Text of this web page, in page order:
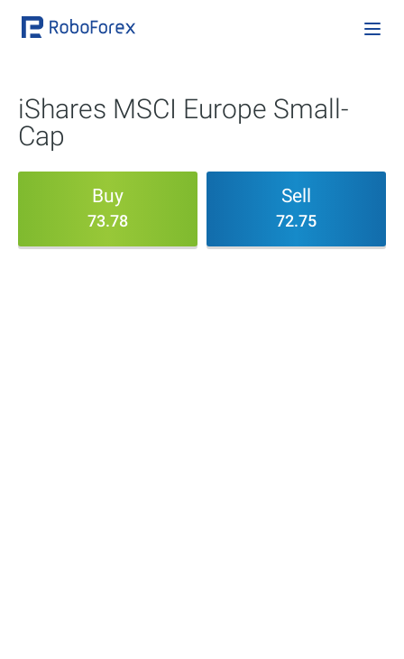
iShares MSCI Europe Small-
Cap
Buy
73.78
Sell
72.75